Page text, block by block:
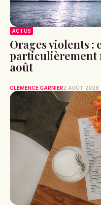
ACTUS
Orages violents :
particulièrement
août
CLÉMENCE GARNIER2 AOÛT 2026